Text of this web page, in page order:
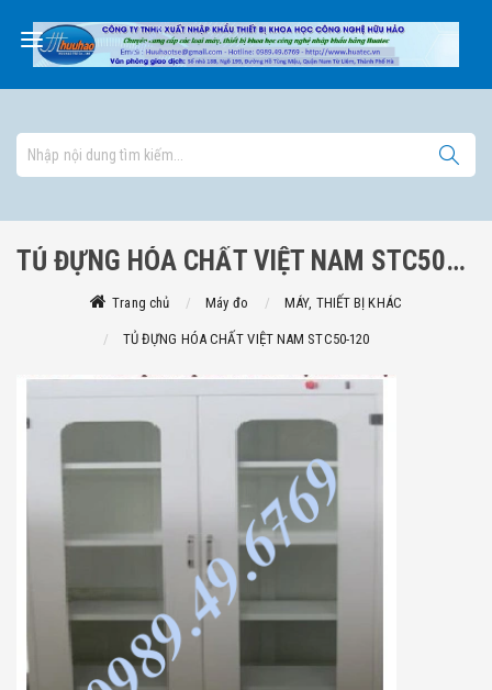
TỦ ĐỰNG HÓA CHẤT VIỆT NAM STC50-120
Trang chủ Máy đo MÁY, THIẾT BỊ KHÁC
TỦ ĐỰNG HÓA CHẤT VIỆT NAM STC50-120